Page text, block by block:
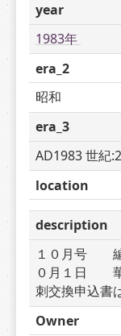
year
1983年
era_2
昭和
era_3
AD1983 世紀
location
description
１０月号　　
０月１日　　
刺交換申込書
Owner